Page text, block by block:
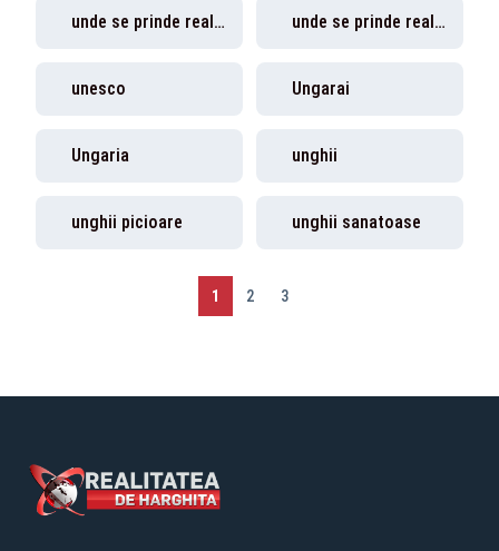
unde se prinde realitatea unde se prinde realitatea plus
unesco Ungarai
Ungaria unghii
unghii picioare unghii sanatoase
1 2 3